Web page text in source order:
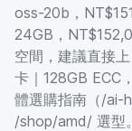
oss-20b，
24GB，
空間，建議直接
卡｜128GB ECC
體選購指南（/ai-
/shop/amd/ 選型。